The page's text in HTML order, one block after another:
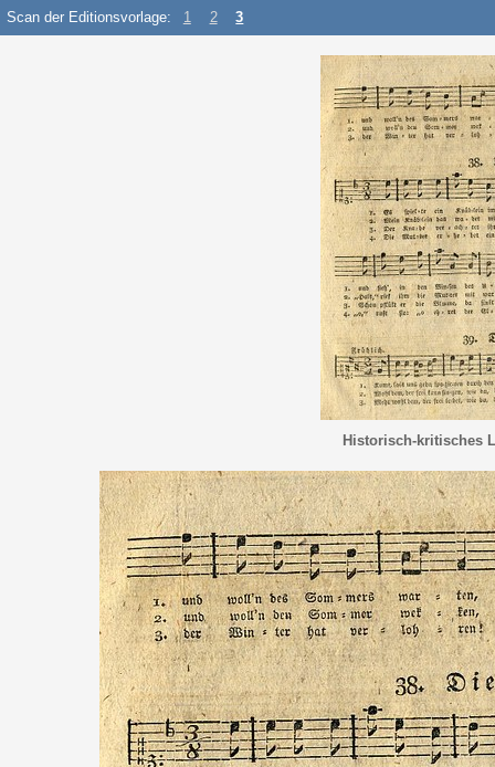
Scan der Editionsvorlage: 1 2 3
Historisch-kritisches